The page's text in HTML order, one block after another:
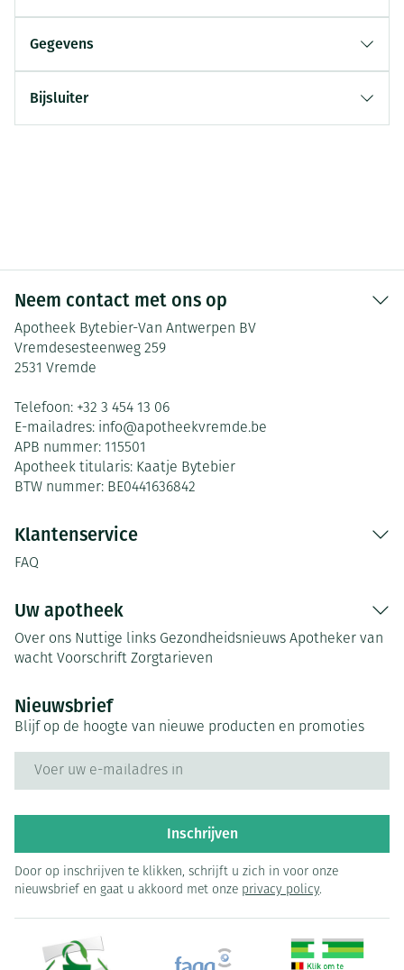
Gegevens
Bijsluiter
Neem contact met ons op
Apotheek Bytebier-Van Antwerpen BV
Vremdesesteenweg 259
2531 Vremde
Telefoon: +32 3 454 13 06
E-mailadres: info@apotheekvremde.be
APB nummer: 115501
Apotheek titularis: Kaatje Bytebier
BTW nummer: BE0441636842
Klantenservice
FAQ
Uw apotheek
Over ons Nuttige links Gezondheidsnieuws Apotheker van
wacht Voorschrift Zorgtarieven
Nieuwsbrief
Blijf op de hoogte van nieuwe producten en promoties
Inschrijven
Door op inschrijven te klikken, schrijft u zich in voor onze
nieuwsbrief en gaat u akkoord met onze privacy policy.